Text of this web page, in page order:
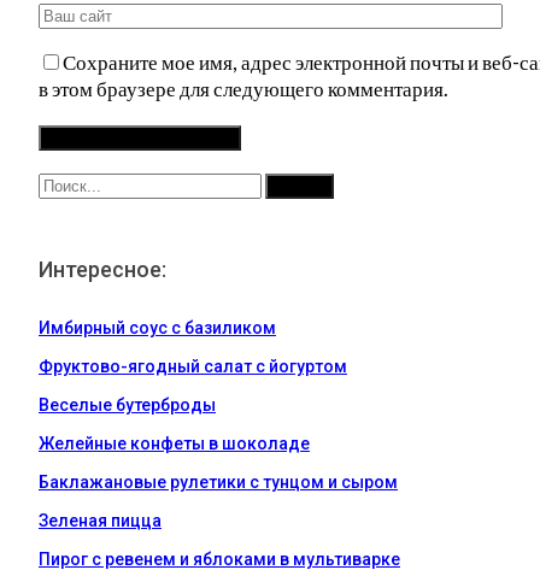
Сохраните мое имя, адрес электронной почты и веб-
в этом браузере для следующего комментария.
Интересное:
Имбирный соус с базиликом
Фруктово-ягодный салат с йогуртом
Веселые бутерброды
Желейные конфеты в шоколаде
Баклажановые рулетики с тунцом и сыром
Зеленая пицца
Пирог с ревенем и яблоками в мультиварке